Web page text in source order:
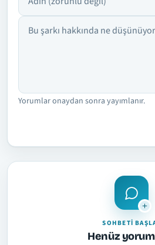
Yorumlar onaydan sonra yayımlanır.
SOHBETI
Henüz